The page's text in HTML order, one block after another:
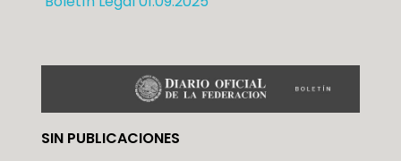
SIN PUBLICACIONES